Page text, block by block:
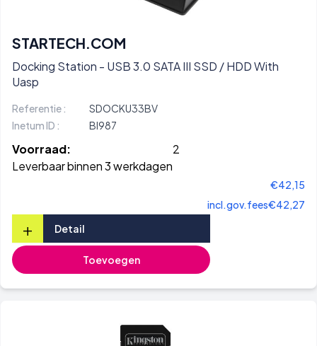
STARTECH.COM
Docking Station - USB 3.0 SATA III SSD / HDD With
Uasp
Referentie :
SDOCKU33BV
Inetum ID :
BI987
Voorraad:
2
Leverbaar binnen 3 werkdagen
€42,15
incl.gov.fees€42,27
+ Detail
Toevoegen